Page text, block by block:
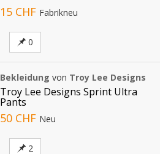
15 CHF Fabrikneu
0
Bekleidung von Troy Lee Designs
Troy Lee Designs Sprint Ultra
Pants
50 CHF Neu
2